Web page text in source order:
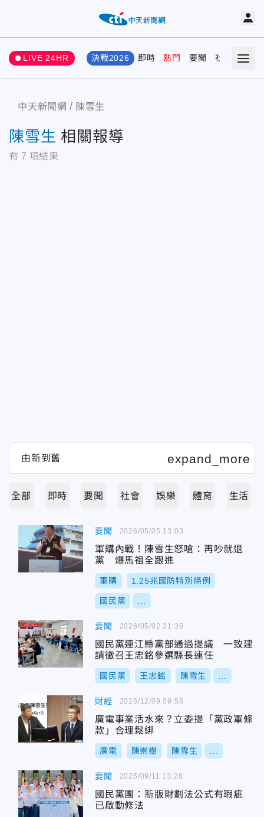
LIVE 24HR 決戰2026 即時 熱門 要聞 社會 娛樂
中天新聞網 陳雪生
陳雪生 相關報導
有 7 項結果
全部 即時 要聞 社會 娛樂 體育 生活
要聞
軍購內戰！陳雪生怒嗆：再吵就退
黨 爆馬祖全跟進
軍購 1.25兆國防特別條例
國民黨
2026/05/05 13:03
要聞
國民黨連江縣黨部通過提議 一致建
請徵召王忠銘參選縣長連任
國民黨 王忠銘 陳雪生
2026/05/02 21:36
財經
廣電事業活水來？立委提「黨政軍條
款」合理鬆綁
廣電 陳崇樹 陳雪生
2025/12/09 09:58
要聞
國民黨團：新版財劃法公式有瑕疵
已啟動修法
2025/09/11 13:28